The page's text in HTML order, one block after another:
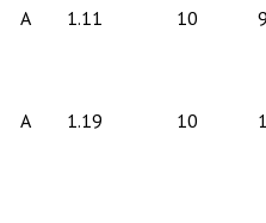
A 1.11 10
A 1.19 10